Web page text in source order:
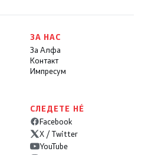
ЗА НАС
За Алфа
Контакт
Импресум
СЛЕДЕТЕ НÉ
Facebook
X / Twitter
YouTube